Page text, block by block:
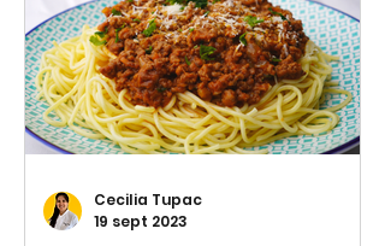
Cecilia Tupac
19 sept 2023